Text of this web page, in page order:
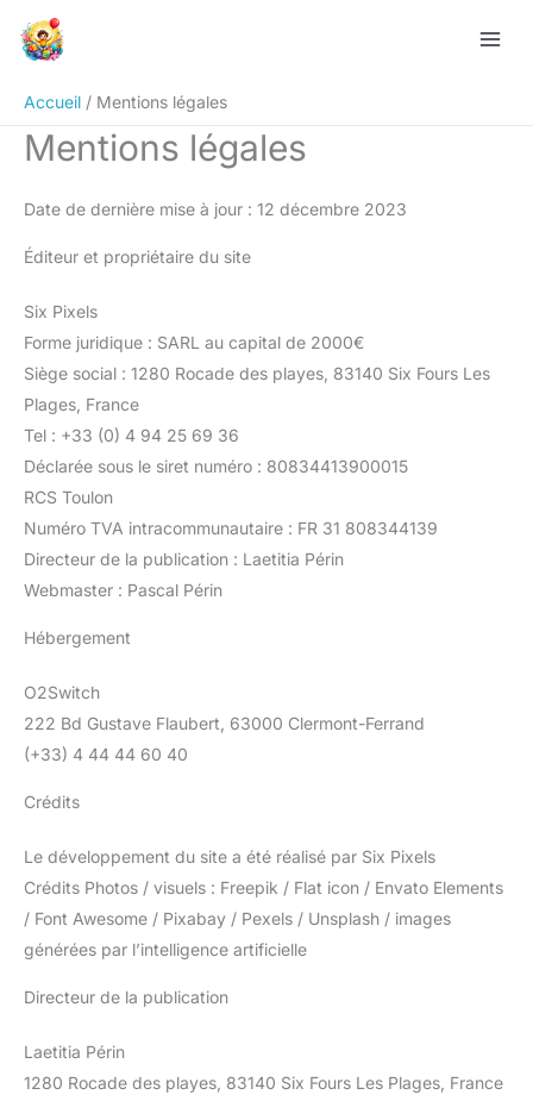
Accueil
Mentions légales
Mentions légales
Date de dernière mise à jour : 12 décembre 2023
Éditeur et propriétaire du site
Six Pixels
Forme juridique : SARL au capital de 2000€
Siège social : 1280 Rocade des playes, 83140 Six Fours Les
Plages, France
Tel : +33 (0) 4 94 25 69 36
Déclarée sous le siret numéro : 80834413900015
RCS Toulon
Numéro TVA intracommunautaire : FR 31 808344139
Directeur de la publication : Laetitia Périn
Webmaster : Pascal Périn
Hébergement
O2Switch
222 Bd Gustave Flaubert, 63000 Clermont-Ferrand
(+33) 4 44 44 60 40
Crédits
Le développement du site a été réalisé par Six Pixels
Crédits Photos / visuels : Freepik / Flat icon / Envato Elements
/ Font Awesome / Pixabay / Pexels / Unsplash / images
générées par l’intelligence artificielle
Directeur de la publication
Laetitia Périn
1280 Rocade des playes, 83140 Six Fours Les Plages, France